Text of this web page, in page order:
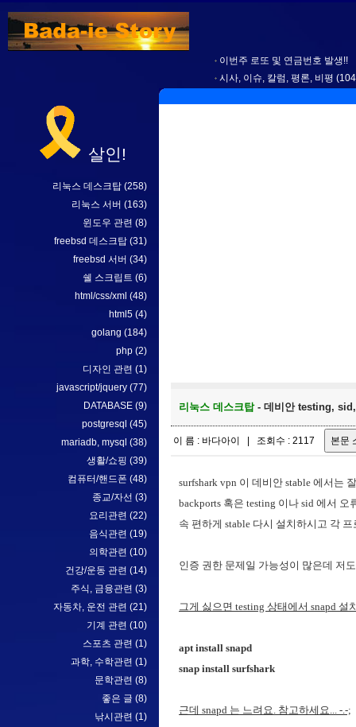
이번주 로또 및 연금번호 발생!!
시사, 이슈, 칼럼, 평론, 비평
살인!
리눅스 데스크탑 (258)
리눅스 서버 (163)
윈도우 관련 (8)
freebsd 데스크탑 (31)
freebsd 서버 (34)
쉘 스크립트 (6)
html/css/xml (48)
html5 (4)
golang (184)
php (2)
디자인 관련 (1)
javascript/jquery (77)
DATABASE (9)
postgresql (45)
mariadb, mysql (38)
생활/쇼핑 (39)
컴퓨터/핸드폰 (48)
종교/자선 (3)
요리관련 (22)
음식관련 (19)
의학관련 (10)
건강/운동 관련 (14)
주식, 금융관련 (3)
자동차, 운전 관련 (21)
기계 관련 (10)
스포츠 관련 (1)
과학, 수학관련 (1)
문학관련 (8)
좋은 글 (8)
낚시관련 (1)
리눅스 데스크탑- 데비안 testing,
이 름 : 바다아이 | 조회수 : 2117
surfshark vpn 이 데비안 stable 에서는
backports 혹은 testing 이나 sid 에서 오
속 편하게 stable 다시 설치하시고 각
인증 권한 문제일 가능성이 많은데 저
그게 싫으면 testing 상태에서 snapd 설
apt install snapd
snap install surfshark
근데 snapd 는 느려요. 참고하세요... -.-;